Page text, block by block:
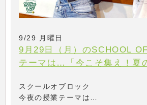
9/29 月曜日
9月29日（月）のSCHOOL
テーマは…「今こそ集え！夏
スクールオブロック
今夜の授業テーマは…